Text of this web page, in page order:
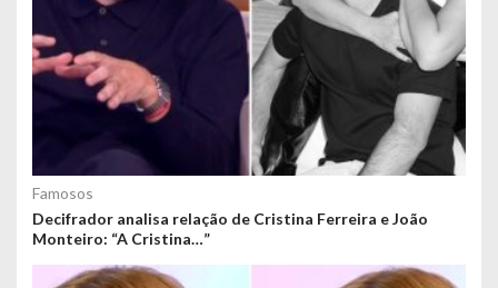
Famosos
Decifrador analisa relação de Cristina Ferreira e João
Monteiro: “A Cristina…”